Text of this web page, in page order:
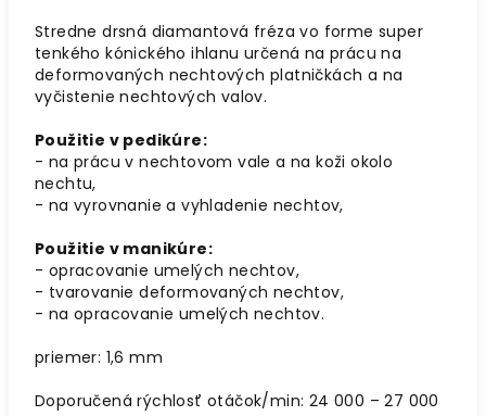
Stredne drsná diamantová fréza vo forme super
tenkého kónického ihlanu určená na prácu na
deformovaných nechtových platničkách a na
vyčistenie nechtových valov.
Použitie v pedikúre:
- na prácu v nechtovom vale a na koži okolo
nechtu,
- na vyrovnanie a vyhladenie nechtov,
Použitie v manikúre:
- opracovanie umelých nechtov,
- tvarovanie deformovaných nechtov,
- na opracovanie umelých nechtov.
priemer: 1,6 mm
Doporučená rýchlosť otáčok/min: 24 000 – 27 000